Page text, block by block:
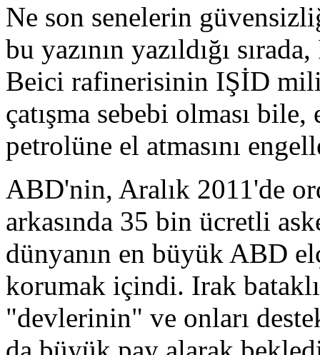
Ne son senelerin
bu yazının yazıldığı
Beici rafinerisinin IŞİD
çatışma sebebi olması
petrolüne el atmasını
ABD'nin, Aralık 2011'de
arkasında 35 bin ücretli
dünyanın en büyük ABD
korumak içindi. Irak
"devlerinin" ve onları